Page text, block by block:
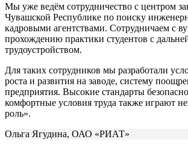
Мы уже ведём сотрудничество с центром
Чувашской Республике по поиску
кадровыми агентствами. Сотрудничаем с
прохождению практики студентов с
трудоустройством.
Для таких сотрудников мы разработали
роста и развития на заводе, систему
предприятия. Высокие стандарты
комфортные условия труда также играют
роль».
Ольга Ягудина, ОАО «РИАТ»